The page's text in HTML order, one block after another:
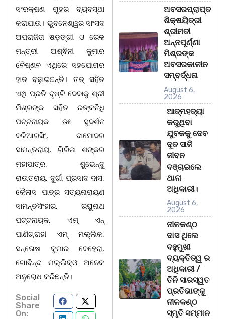
ସଂରକ୍ଷଣ ଗୃହର ବ୍ୟବସ୍ଥା
କରାଯାଉ। ଭୁବନେଶ୍ୱର ସାଂସଦ
ଅପରାଜିତା ଷଡ଼ଙ୍ଗୀ ଓ ରେଳ
ମନ୍ତ୍ରୀ ଅଶ୍ଵିନୀ କୁମାର
ବୈଷ୍ଣବ ଏଥିରେ ସହଯୋଗର
ହାତ ବଢ଼ାଇଛନ୍ତି। ତତ୍ ସହିତ
ଏଥି ପ୍ରତି ଦୃଷ୍ଟି ଦେବାକୁ ଶ୍ରୀ
ମିଶ୍ରଙ୍କ ସହିତ ରଙ୍କନିଧି
ପଟ୍ଟନାୟକ ଡଃ ସୁଦର୍ଶନ
ବଳିଆରସିଂ, ଦାମୋଦର
ସାମନ୍ତରାୟ, ଗିରିଜା ଶଙ୍କର
ମହାପାତ୍ର, ଶୁଭେନ୍ଦୁ
ରାଉତରାୟ, ଦୁର୍ଗା ପ୍ରସାଦ ଦାସ,
କୈଳାସ ପାତ୍ର ସତ୍ୟନାରାୟଣ
ସାମନ୍ତସିଂହାର, ରଘୁନାଥ
ପଟ୍ଟନାୟକ, ଏମ୍ ଏନ୍
ପାଣିଗ୍ରାହୀ ଏମ୍ ମଲ୍ଲିକ,
ସନ୍ତୋଷ କୁମାର ବେହେରା,
ଗୋବିନ୍ଦ ମଲ୍ଲିକ୍ଓ ଅନେକ
ଅନୁରୋଧ କରିଛନ୍ତି।
Social
Share
On:
ଅବସରପ୍ରାପ୍ତ
ଶିକ୍ଷୟିତ୍ରୀ
ଶ୍ରୀମତୀ
ଅନ୍ନପୂର୍ଣ୍ଣା
ମିଶ୍ରଙ୍କ
ଅବସରକାଳୀନ
ସମ୍ବର୍ଦ୍ଧନା
August 6,
2026
ଆତ୍ମହତ୍ୟା
କରୁଥିବା
ଯୁବକକୁ ଦେବ
ଦୂତ ସାଜି
ଜୀବନ
ବଞ୍ଚାଇଲେ
ଥାନା
ଅଧିକାରୀ।
August 6,
2026
ନୀଳକଣ୍ଠ
ଦାସ ଥିଲେ
ବହୁମୁଖୀ
ବ୍ୟକ୍ତିତ୍ୱ ର
ଅଧିକାରୀ /
ତିନି ସାରସ୍ୱତ
ପ୍ରତିଭାଙ୍କୁ
ନୀଳକଣ୍ଠ
ସ୍ମୃତି ସମ୍ମାନ